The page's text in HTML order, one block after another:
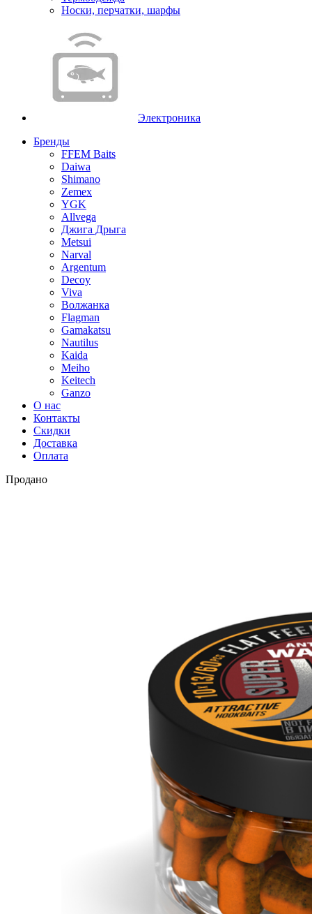
Носки, перчатки, шарфы
Электроника
Бренды
FFEM Baits
Daiwa
Shimano
Zemex
YGK
Allvega
Джига Дрыга
Metsui
Narval
Argentum
Decoy
Viva
Волжанка
Flagman
Gamakatsu
Nautilus
Kaida
Meiho
Keitech
Ganzo
О нас
Контакты
Скидки
Доставка
Оплата
Продано